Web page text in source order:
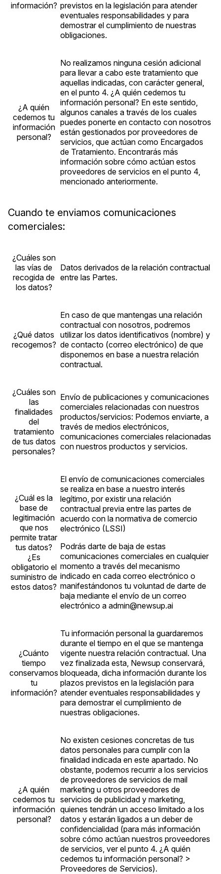
información? previstos en la legislación para atender
eventuales responsabilidades y para
demostrar el cumplimiento de nuestras
obligaciones.
¿A quién
cedemos tu
información
personal?
No realizamos ninguna cesión adicional
para llevar a cabo este tratamiento que
aquellas indicadas, con carácter general,
en el punto 4. ¿A quién cedemos tu
información personal? En este sentido,
algunos canales a través de los cuales
puedes ponerte en contacto con nosotros
están gestionados por proveedores de
servicios, que actúan como Encargados
de Tratamiento. Encontrarás más
información sobre cómo actúan estos
proveedores de servicios en el punto 4,
mencionado anteriormente.
Cuando te enviamos comunicaciones
comerciales:
¿Cuáles son
las vías de
recogida de
los datos?
Datos derivados de la relación contractual
entre las Partes.
¿Qué datos
recogemos?
En caso de que mantengas una relación
contractual con nosotros, podremos
utilizar los datos identificativos (nombre) y
de contacto (correo electrónico) de que
disponemos en base a nuestra relación
contractual.
¿Cuáles son
las
finalidades
del
tratamiento
de tus datos
personales?
Envío de publicaciones y comunicaciones
comerciales relacionadas con nuestros
productos/servicios: Podemos enviarte, a
través de medios electrónicos,
comunicaciones comerciales relacionadas
con nuestros productos y servicios.
¿Cuál es la
base de
legitimación
que nos
permite tratar
tus datos?
¿Es
obligatorio el
suministro de
estos datos?
El envío de comunicaciones comerciales
se realiza en base a nuestro interés
legítimo, por existir una relación
contractual previa entre las partes de
acuerdo con la normativa de comercio
electrónico (LSSI)
Podrás darte de baja de estas
comunicaciones comerciales en cualquier
momento a través del mecanismo
indicado en cada correo electrónico o
manifestándonos tu voluntad de darte de
baja mediante el envío de un correo
electrónico a admin@newsup.ai
¿Cuánto
tiempo
conservamos
tu
información?
Tu información personal la guardaremos
durante el tiempo en el que se mantenga
vigente nuestra relación contractual. Una
vez finalizada esta, Newsup conservará,
bloqueada, dicha información durante los
plazos previstos en la legislación para
atender eventuales responsabilidades y
para demostrar el cumplimiento de
nuestras obligaciones.
¿A quién
cedemos tu
información
personal?
No existen cesiones concretas de tus
datos personales para cumplir con la
finalidad indicada en este apartado. No
obstante, podemos recurrir a los servicios
de proveedores de servicios de mail
marketing u otros proveedores de
servicios de publicidad y marketing,
quienes tendrán un acceso limitado a los
datos y estarán ligados a un deber de
confidencialidad (para más información
sobre cómo actúan nuestros proveedores
de servicios, ver el punto 4. ¿A quién
cedemos tu información personal? >
Proveedores de Servicios).